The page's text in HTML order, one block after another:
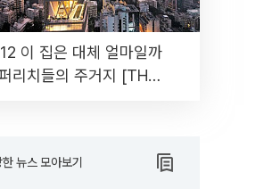
이 집은 대체 얼마일까
리치들의 주거지 [THE
뉴스 모아보기